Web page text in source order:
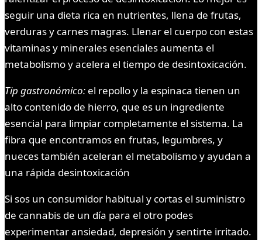
seguir una dieta rica en nutrientes, llena de frutas,
verduras y carnes magras. Llenar el cuerpo con estas
vitaminas y minerales esenciales aumenta el
metabolismo y acelera el tiempo de desintoxicación.
Tip gastronómico: el repollo y la espinaca tienen un
alto contenido de hierro, que es un ingrediente
esencial para limpiar completamente el sistema. La
fibra que encontramos en frutas, legumbres, y
nueces también aceleran el metabolismo y ayudan a
una rápida desintoxicación
Si sos un consumidor habitual y cortas el suministro
de cannabis de un día para el otro podes
experimentar ansiedad, depresión y sentirte irritado.